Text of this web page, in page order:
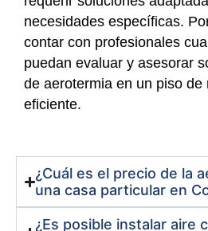
necesidades específicas.
contar con profesionales
puedan evaluar y asesorar
de aerotermia en un piso
eficiente.
¿Cuál es el precio de la
una casa particular en
¿Es posible instalar aire